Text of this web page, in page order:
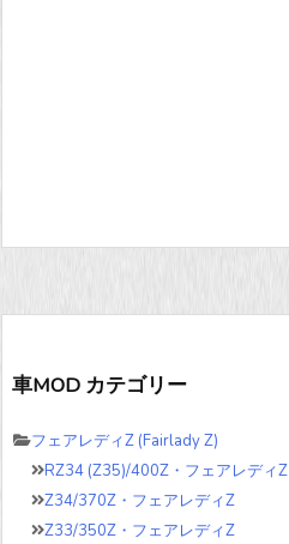
車MOD カテゴリー
フェアレディZ (Fairlady Z)
RZ34 (Z35)/400Z・フェアレディZ
Z34/370Z・フェアレディZ
Z33/350Z・フェアレディZ